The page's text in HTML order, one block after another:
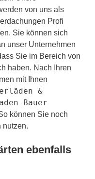
von uns als
Profi
Sie können sich
unser Unternehmen
Sie im Bereich von
haben. Nach Ihren
mit Ihnen
&
Bauer
können Sie noch
nutzen.
ebenfalls